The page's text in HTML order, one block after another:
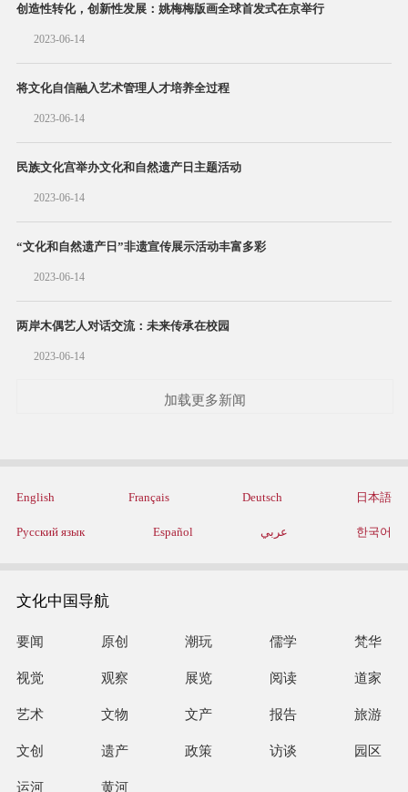
创造性转化，创新性发展：姚梅梅版画全球首发式在京举行
2023-06-14
将文化自信融入艺术管理人才培养全过程
2023-06-14
民族文化宫举办文化和自然遗产日主题活动
2023-06-14
“文化和自然遗产日”非遗宣传展示活动丰富多彩
2023-06-14
两岸木偶艺人对话交流：未来传承在校园
2023-06-14
加载更多新闻
English Français Deutsch 日本語
Русский язык Español عربي 한국어
文化中国导航
要闻 原创 潮玩 儒学 梵华
视觉 观察 展览 阅读 道家
艺术 文物 文产 报告 旅游
文创 遗产 政策 访谈 园区
运河 黄河